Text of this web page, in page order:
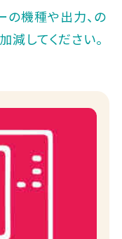
機種や出力、の
減してください。